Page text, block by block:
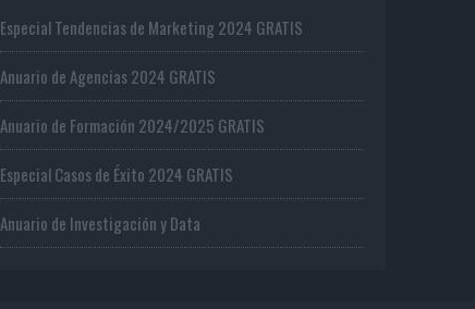
Especial Tendencias de Marketing 2024 GRATIS
Anuario de Agencias 2024 GRATIS
Anuario de Formación 2024/2025 GRATIS
Especial Casos de Éxito 2024 GRATIS
Anuario de Investigación y Data